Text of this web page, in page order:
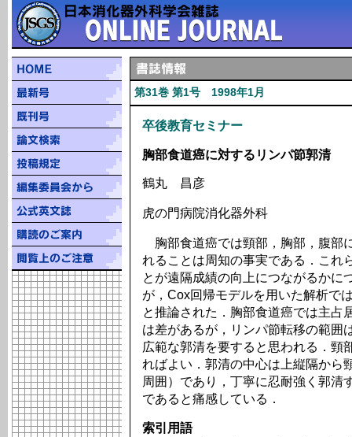
第31巻 第1号 1998年1月
卒後教育セミナー
胸部食道癌に対するリンパ節郭清
鶴丸 昌彦
虎の門病院消化器外科
胸部食道癌では頸部，胸部，腹部
れることは周知の事実である．これ
とが遠隔成績の向上につながるかに
が，Cox回帰モデルを用いた解析で
と推論された．胸部食道癌では主占
は差があるが，リンパ節転移の範囲
広範な郭清を要すると思われる．頸
ればよい．郭清の中心は上縦隔から
周囲）であり，丁寧に忍耐強く郭清
であると痛感している．
索引用語